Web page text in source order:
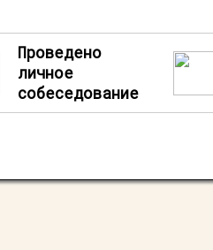
Проведено
личное
собеседование